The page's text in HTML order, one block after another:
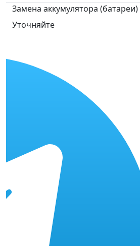
Замена аккумулятора
Уточняйте